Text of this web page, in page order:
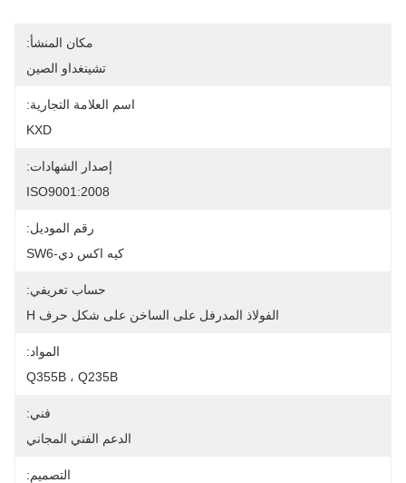
مكان المنشأ:
تشينغداو الصين
اسم العلامة التجارية:
KXD
إصدار الشهادات:
ISO9001:2008
رقم الموديل:
كيه اكس دي-SW6
حساب تعريفي:
الفولاذ المدرفل على الساخن على شكل حرف H
المواد:
Q355B ، Q235B
فني:
الدعم الفني المجاني
التصميم: